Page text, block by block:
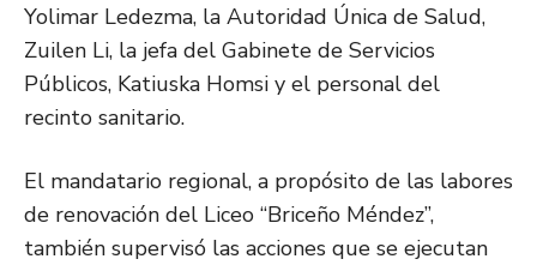
Yolimar Ledezma, la Autoridad Única de Salud,
Zuilen Li, la jefa del Gabinete de Servicios
Públicos, Katiuska Homsi y el personal del
recinto sanitario.
El mandatario regional, a propósito de las labores
de renovación del Liceo “Briceño Méndez”,
también supervisó las acciones que se ejecutan